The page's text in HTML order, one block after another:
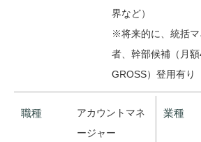
界など）
※将来的に、統括
者、幹部候補（月
GROSS）登用有り
職種
アカウントマネ
ージャー
業種